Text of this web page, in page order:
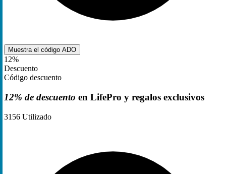
Muestra el código ADO
12%
Descuento
Código descuento
12% de descuento en LifePro y regalos exclusivos
3156 Utilizado